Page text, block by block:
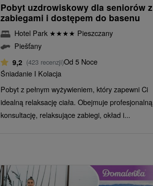
Pobyt uzdrowiskowy dla seniorów z
zabiegami i dostępem do basenu
Hotel Park ★★★★ Pieszczany
Piešťany
9,2 (423 recenzji)Od 5 Noce
Śniadanie I Kolacja
Pobyt z pełnym wyżywieniem, który zapewni Ci
idealną relaksację ciała. Obejmuje profesjonalną
konsultację, relaksujące zabiegi, okład i...